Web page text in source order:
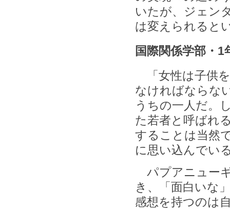
いたが、ジェン
は変えられると
国際関係学部・1
「女性は子供
なければならな
うちの一人だ。
た若者と呼ばれ
することは当然
に思い込んでい
パプアニュー
き、「面白いな
感想を持つのは